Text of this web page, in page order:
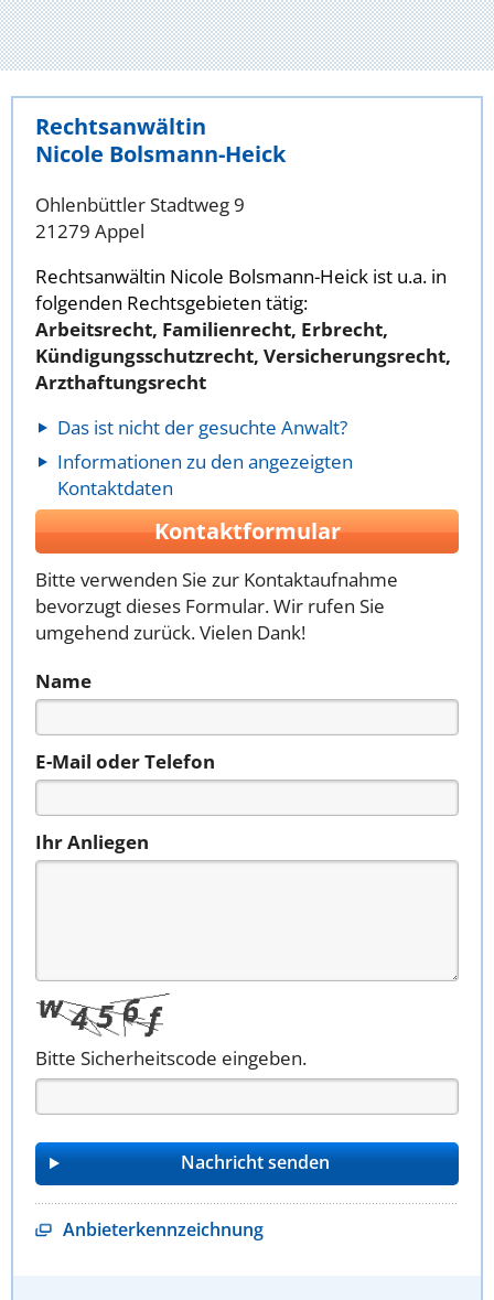
Rechtsanwältin
Nicole Bolsmann-Heick
Ohlenbüttler Stadtweg 9
21279 Appel
Rechtsanwältin Nicole Bolsmann-Heick ist u.a. in
folgenden Rechtsgebieten tätig:
Arbeitsrecht, Familienrecht, Erbrecht,
Kündigungsschutzrecht, Versicherungsrecht,
Arzthaftungsrecht
Das ist nicht der gesuchte Anwalt?
Informationen zu den angezeigten
Kontaktdaten
Kontaktformular
Bitte verwenden Sie zur Kontaktaufnahme
bevorzugt dieses Formular. Wir rufen Sie
umgehend zurück. Vielen Dank!
Name
E-Mail oder Telefon
Ihr Anliegen
Bitte Sicherheitscode eingeben.
Anbieterkennzeichnung